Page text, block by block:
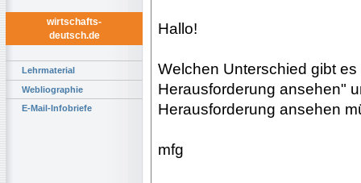
wirtschafts-
deutsch.de
Lehrmaterial
Webliographie
E-Mail-Infobriefe
Hallo!
Welchen Unterschied gibt
Herausforderung ansehen"
Herausforderung ansehen
mfg